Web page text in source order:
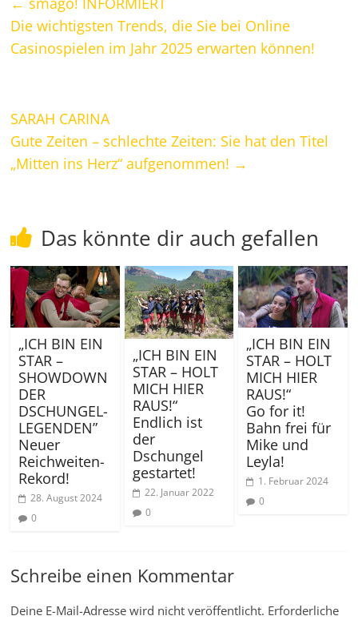
Die wichtigsten Trends, die Sie bei Online
Casinospielen im Jahr 2025 erwarten können!
SARAH CARINA
Gute Zeiten – schlechte Zeiten: Sie hat den Titel
„Mitten ins Herz“ aufgenommen! →
Das könnte dir auch gefallen
„ICH BIN EIN
STAR –
SHOWDOWN
DER
DSCHUNGEL-
LEGENDEN”
Neuer
Reichweiten-
Rekord!
28. August 2024
0
„ICH BIN EIN
STAR – HOLT
MICH HIER
RAUS!“
Endlich ist
der
Dschungel
gestartet!
22. Januar 2022
0
„ICH BIN EIN
STAR – HOLT
MICH HIER
RAUS!“
Go for it!
Bahn frei für
Mike und
Leyla!
1. Februar 2024
0
Schreibe einen Kommentar
Deine E-Mail-Adresse wird nicht veröffentlicht. Erforderliche